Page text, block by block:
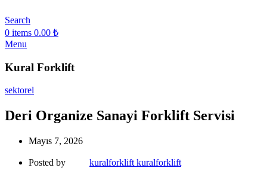
Search
0 items 0.00 ₺
Menu
Kural Forklift
sektorel
Deri Organize Sanayi Forklift Servisi
Mayıs 7, 2026
Posted by kuralforklift kuralforklift